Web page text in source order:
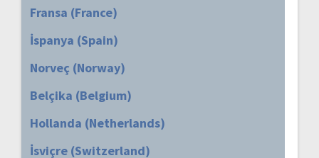
Fransa (France)
İspanya (Spain)
Norveç (Norway)
Belçika (Belgium)
Hollanda (Netherlands)
İsviçre (Switzerland)